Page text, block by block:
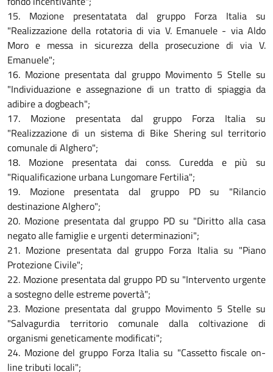
15. Mozione presentatata dal gruppo Forza Italia su
"Realizzazione della rotatoria di via V. Emanuele - via Aldo
Moro e messa in sicurezza della prosecuzione di via V.
Emanuele";
16. Mozione presentata dal gruppo Movimento 5 Stelle su
"Individuazione e assegnazione di un tratto di spiaggia da
adibire a dogbeach";
17. Mozione presentata dal gruppo Forza Italia su
"Realizzazione di un sistema di Bike Shering sul territorio
comunale di Alghero";
18. Mozione presentata dai conss. Curedda e più su
"Riqualificazione urbana Lungomare Fertilia";
19. Mozione presentata dal gruppo PD su "Rilancio
destinazione Alghero";
20. Mozione presentata dal gruppo PD su "Diritto alla casa
negato alle famiglie e urgenti determinazioni";
21. Mozione presentata dal gruppo Forza Italia su "Piano
Protezione Civile";
22. Mozione presentata dal gruppo PD su "Intervento urgente
a sostegno delle estreme povertà";
23. Mozione presentata dal gruppo Movimento 5 Stelle su
"Salvagurdia territorio comunale dalla coltivazione di
organismi geneticamente modificati";
24. Mozione del gruppo Forza Italia su "Cassetto fiscale on-
line tributi locali";